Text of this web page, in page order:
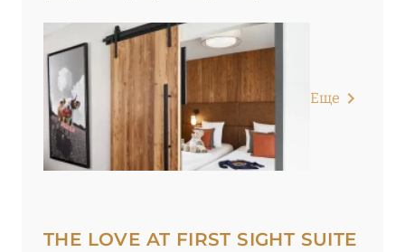
Еще
THE LOVE AT FIRST SIGHT SUITE